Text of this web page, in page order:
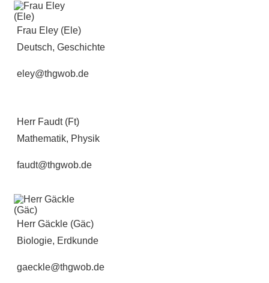
Frau Eley (Ele)
Deutsch, Geschichte
eley@thgwob.de
Herr Faudt (Ft)
Mathematik, Physik
faudt@thgwob.de
Herr Gäckle (Gäc)
Biologie, Erdkunde
gaeckle@thgwob.de